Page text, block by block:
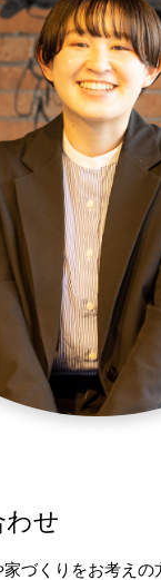
わせ
づくりをお考えの